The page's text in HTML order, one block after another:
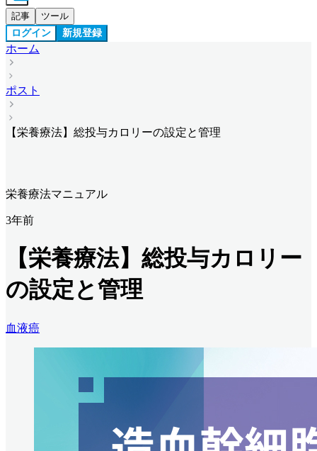
記事 ツール
ログイン 新規登録
ホーム
ポスト
【栄養療法】総投与カロリーの設定と管理
栄養療法マニュアル
3年前
【栄養療法】総投与カロリー
の設定と管理
血液癌